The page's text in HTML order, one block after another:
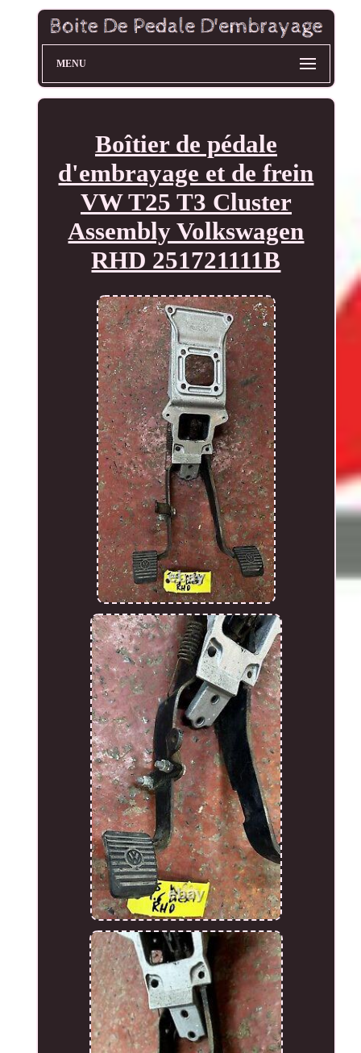
MENU
Boîtier de pédale
d'embrayage et de frein
VW T25 T3 Cluster
Assembly Volkswagen
RHD 251721111B